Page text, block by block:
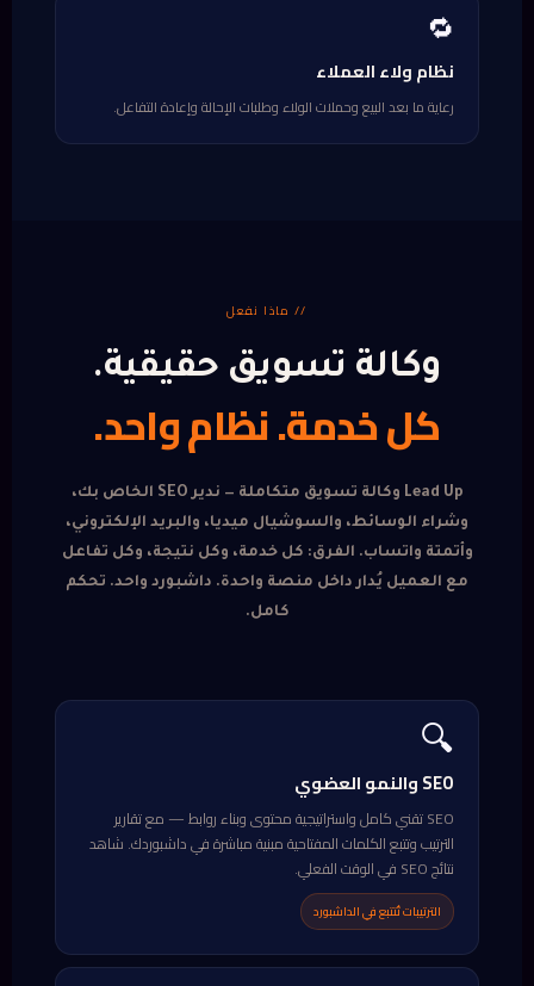
🔁
نظام ولاء العملاء
رعاية ما بعد البيع وحملات الولاء وطلبات الإحالة وإعادة التفاعل.
// ماذا نفعل
وكالة تسويق حقيقية.
كل خدمة. نظام واحد.
Lead Up وكالة تسويق متكاملة — ندير SEO الخاص بك،
وشراء الوسائط، والسوشيال ميديا، والبريد الإلكتروني،
وأتمتة واتساب. الفرق: كل خدمة، وكل نتيجة، وكل تفاعل
مع العميل يُدار داخل منصة واحدة. داشبورد واحد. تحكم
كامل.
🔍
SEO والنمو العضوي
SEO تقني كامل واستراتيجية محتوى وبناء روابط — مع تقارير
الترتيب وتتبع الكلمات المفتاحية مبنية مباشرة في داشبوردك. شاهد
نتائج SEO في الوقت الفعلي.
الترتيبات تُتتبع في الداشبورد